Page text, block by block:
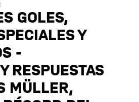
GOLES,
Y
-
RESPUESTAS
MÜLLER,